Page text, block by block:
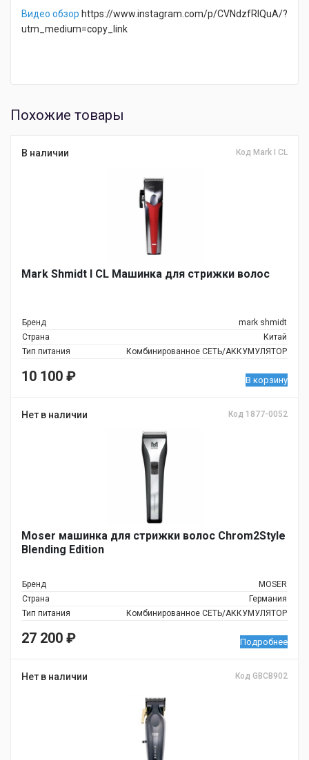
Видео обзор https://www.instagram.com/p/CVNdzfRlQuA/?
utm_medium=copy_link
Похожие товары
В наличии Код Mark I CL
Mark Shmidt I CL Машинка для стрижки волос
Бренд
mark shmidt
Страна
Китай
Тип питания
Комбинированное СЕТЬ/АККУМУЛЯТОР
10 100 ₽ В корзину
Нет в наличии Код 1877-0052
Moser машинка для стрижки волос Chrom2Style
Blending Edition
Бренд
MOSER
Страна
Германия
Тип питания
Комбинированное СЕТЬ/АККУМУЛЯТОР
27 200 ₽ Подробнее
Нет в наличии Код GBCB902